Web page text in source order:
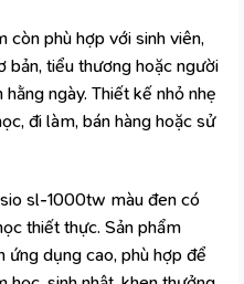
còn phù hợp với sinh viên,
bản, tiểu thương hoặc người
ngày. Thiết kế nhỏ nhẹ
đi làm, bán hàng hoặc sử
sl-1000tw màu đen có
thiết thực. Sản phẩm
ứng dụng cao, phù hợp để